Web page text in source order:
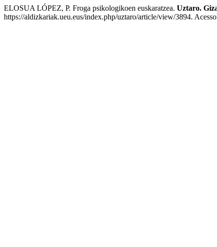
ELOSUA LÓPEZ, P. Froga psikologikoen euskaratzea. Uztaro.
https://aldizkariak.ueu.eus/index.php/uztaro/article/view/3894.